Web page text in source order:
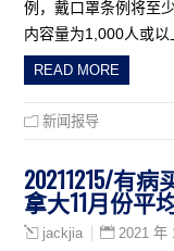
例，戴口罩条例将至
内容量为1,000人或
READ MORE
新闻报导
20211215/有
拿大11月份平
jackjia 2021 年